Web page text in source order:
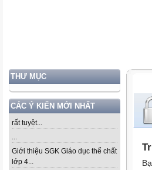
THƯ MỤC
CÁC Ý KIẾN MỚI NHẤT
rất tuyệt...
...
Giới thiệu SGK Giáo dục thể chất
lớp 4...